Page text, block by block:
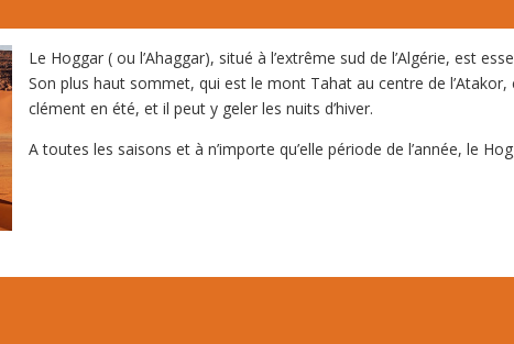
Le Hoggar ( ou l’Ahaggar), situé à l’extrême sud de l’Algérie, est
Son plus haut sommet, qui est le mont Tahat au centre de
clément en été, et il peut y geler les nuits d’hiver.
A toutes les saisons et à n’importe qu’elle période de l’année, le